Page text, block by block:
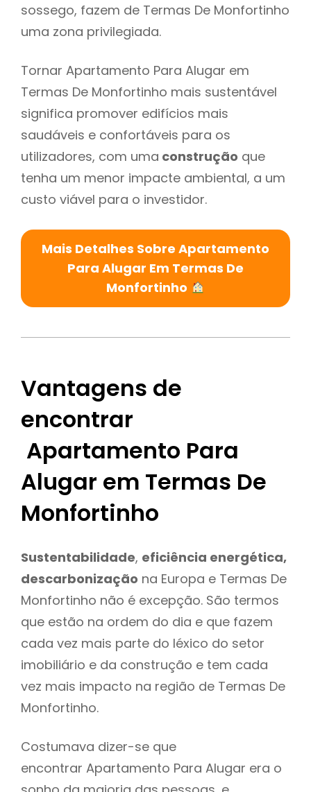
sossego, fazem de Termas De Monfortinho
uma zona privilegiada.
Tornar Apartamento Para Alugar em
Termas De Monfortinho mais sustentável
significa promover edifícios mais
saudáveis e confortáveis para os
utilizadores, com uma construção que
tenha um menor impacte ambiental, a um
custo viável para o investidor.
Mais Detalhes Sobre Apartamento
Para Alugar Em Termas De
Monfortinho
Vantagens de
encontrar
Apartamento Para
Alugar em Termas De
Monfortinho
Sustentabilidade, eficiência energética,
descarbonização na Europa e Termas De
Monfortinho não é excepção. São termos
que estão na ordem do dia e que fazem
cada vez mais parte do léxico do setor
imobiliário e da construção e tem cada
vez mais impacto na região de Termas De
Monfortinho.
Costumava dizer-se que
encontrar Apartamento Para Alugar era o